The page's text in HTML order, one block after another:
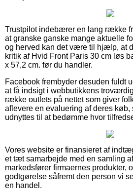
Trustpilot indebærer en lang række
at granske ganske mange aktuelle
og herved kan det være til hjælp, at
kritik af Hvid Front Paris 30 cm løs
x 57,2 cm. før du handler.
Facebook frembyder desuden fuldt
at få indsigt i webbutikkens
række outlets på nettet som giver
aflevere en evaluering af deres køb,
udnyttes til at bedømme hvor
Vores website er finansieret af
et tæt samarbejde med en samling
markedsfører firmaernes produkter,
godtgørelse såfremt den person vi
en handel.